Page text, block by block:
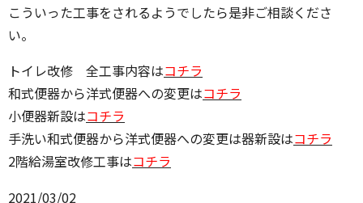
こういった工事をされるようでしたら是非ご相談くださ
い。
トイレ改修 全工事内容はコチラ
和式便器から洋式便器への変更はコチラ
小便器新設はコチラ
手洗い和式便器から洋式便器への変更は器新設はコチラ
2階給湯室改修工事はコチラ
2021/03/02